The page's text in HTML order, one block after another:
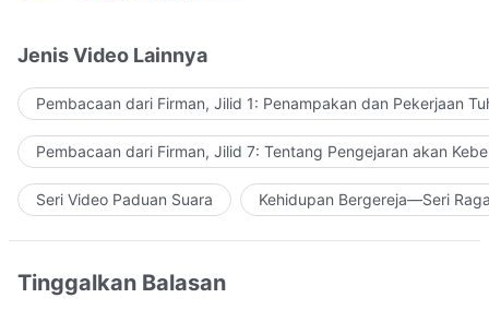
Jenis Video Lainnya
Pembacaan dari Firman, Jilid 1: Penampakan dan Pekerjaan
Pembacaan dari Firman, Jilid 7: Tentang Pengejaran akan
Seri Video Paduan Suara Kehidupan Bergereja—Seri
Tinggalkan Balasan